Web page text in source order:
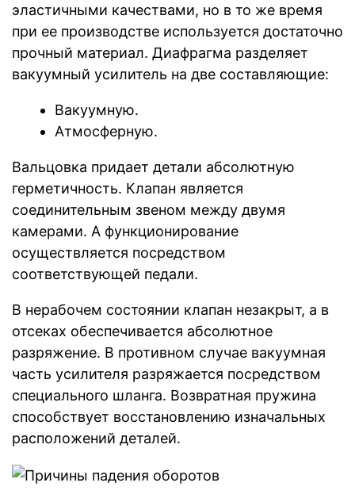
эластичными качествами, но в то же время
при ее производстве используется достаточно
прочный материал. Диафрагма разделяет
вакуумный усилитель на две составляющие:
Вакуумную.
Атмосферную.
Вальцовка придает детали абсолютную
герметичность. Клапан является
соединительным звеном между двумя
камерами. А функционирование
осуществляется посредством
соответствующей педали.
В нерабочем состоянии клапан незакрыт, а в
отсеках обеспечивается абсолютное
разряжение. В противном случае вакуумная
часть усилителя разряжается посредством
специального шланга. Возвратная пружина
способствует восстановлению изначальных
расположений деталей.